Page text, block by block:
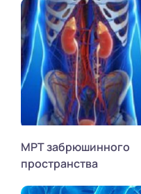
МРТ забрюшинного
пространства